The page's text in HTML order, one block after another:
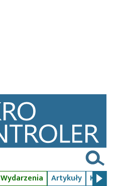
Wydarzenia Artykuły Kursy